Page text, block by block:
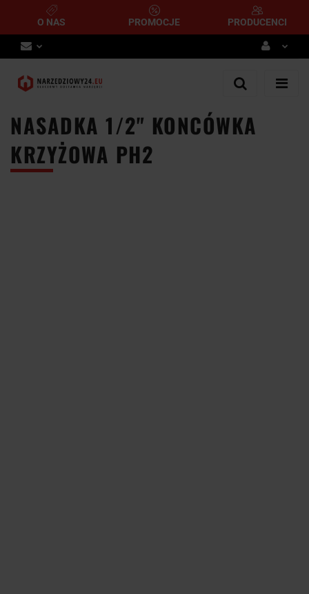
O NAS PROMOCJE PRODUCENCI
Zaloguj się
Dodaj zgłoszenie
NASADKA 1/2" KONCÓWKA
KRZYŻOWA PH2